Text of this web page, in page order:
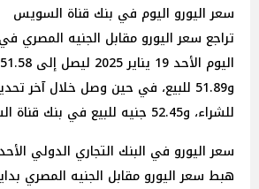
سعر اليورو اليوم في بنك قناة السويس
تراجع سعر اليورو مقابل الجنيه المصري
للشراء، و52.45 جنيه للبيع في بنك قناة السويس.
سعر اليورو في البنك التجاري الدولي الأحد 19 يناير 2025
هبط سعر اليورو مقابل الجنيه المصري